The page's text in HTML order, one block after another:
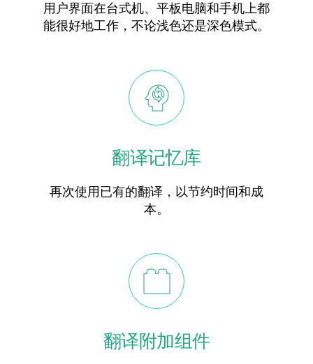
用户界面在台式机、平板电脑和手机上都
能很好地工作，不论浅色还是深色模式。
翻译记忆库
再次使用已有的翻译，以节约时间和成
本。
翻译附加组件